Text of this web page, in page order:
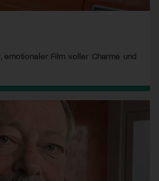
emotionaler Film voller Charme und